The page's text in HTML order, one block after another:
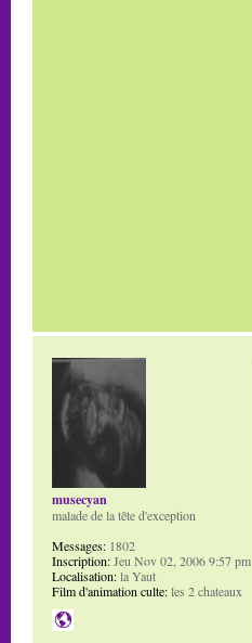
musecyan
malade de la tête d'exception
Messages: 1802
Inscription:Jeu Nov 02, 2006 9:57 pm
Localisation:la Yaut
Film d'animation culte:les 2 chateaux